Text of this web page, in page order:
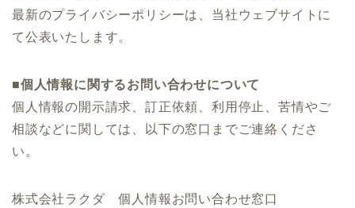
最新のプライバシーポリシーは、当社ウェブサイトに
て公表いたします。
■個人情報に関するお問い合わせについて
個人情報の開示請求、訂正依頼、利用停止、苦情やご
相談などに関しては、以下の窓口までご連絡くださ
い。
株式会社ラクダ 個人情報お問い合わせ窓口